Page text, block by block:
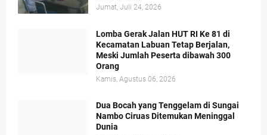
Jumat, Juli 24, 2026
Lomba Gerak Jalan HUT RI Ke 81 di
Kecamatan Labuan Tetap Berjalan,
Meski Jumlah Peserta dibawah 300
Orang
Kamis, Agustus 06, 2026
Dua Bocah yang Tenggelam di Sungai
Nambo Ciruas Ditemukan Meninggal
Dunia